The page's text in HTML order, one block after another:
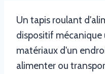
Un tapis roulant
dispositif mécanique
matériaux d'un
alimenter ou